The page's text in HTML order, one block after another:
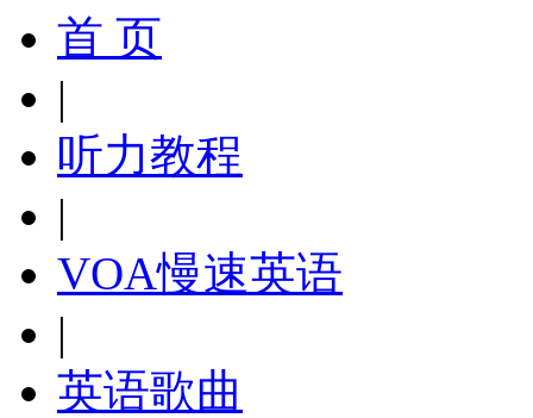
首 页
|
听力教程
|
VOA慢速英语
|
英语歌曲